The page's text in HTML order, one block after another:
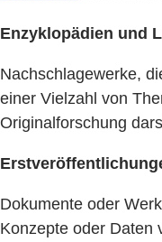
Enzyklopädien und
Nachschlagewerke,
einer Vielzahl von
Originalforschung
Dokumente oder
Konzepte oder Daten